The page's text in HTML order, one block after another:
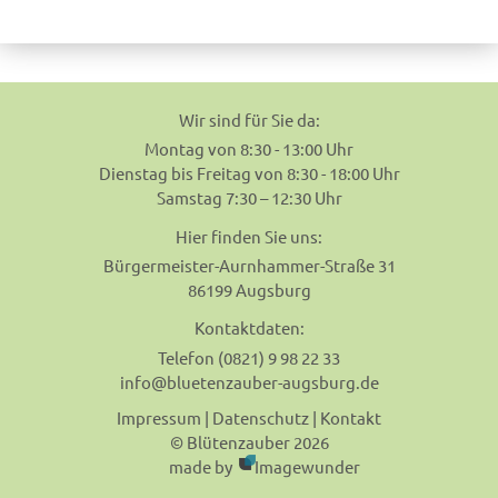
Wir sind für Sie da:
Montag von 8:30 - 13:00 Uhr
Dienstag bis Freitag von 8:30 - 18:00 Uhr
Samstag 7:30 – 12:30 Uhr
Hier finden Sie uns:
Bürgermeister-Aurnhammer-Straße 31
86199 Augsburg
Kontaktdaten:
Telefon (0821) 9 98 22 33
info@bluetenzauber-augsburg.de
Impressum | Datenschutz | Kontakt
© Blütenzauber 2026
made by
Imagewunder